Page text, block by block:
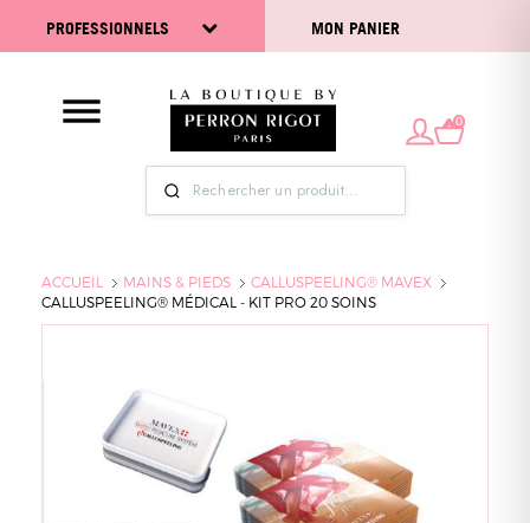
PROFESSIONNELS MON PANIER
0
ACCUEIL MAINS & PIEDS
CALLUSPEELING® MAVEX
CALLUSPEELING® MÉDICAL - KIT PRO 20 SOINS